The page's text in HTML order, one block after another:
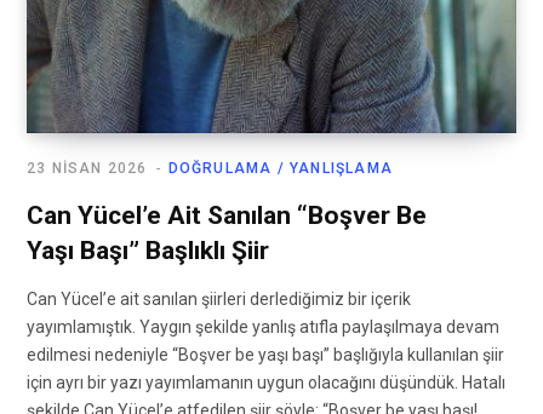
DOĞRULAMA / YANLIŞLAMA
23 NISAN 2026
Can Yücel’e Ait Sanılan “Boşver Be
Yaşı Başı” Başlıklı Şiir
Can Yücel’e ait sanılan şiirleri derlediğimiz bir içerik
yayımlamıştık. Yaygın şekilde yanlış atıfla paylaşılmaya devam
edilmesi nedeniyle “Boşver be yaşı başı” başlığıyla kullanılan şiir
için ayrı bir yazı yayımlamanın uygun olacağını düşündük. Hatalı